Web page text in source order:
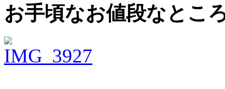
お手頃なお値段なとこ